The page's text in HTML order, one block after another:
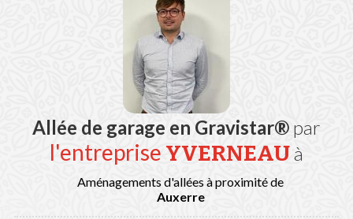
Allée de garage en Gravistar® par
l'entreprise YVERNEAUà
Aménagements d'allées à proximité de
Auxerre